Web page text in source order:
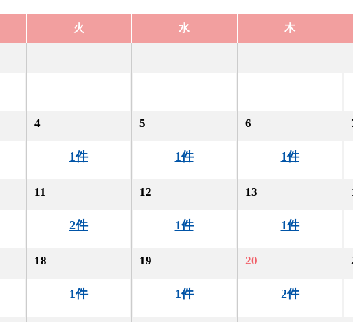
火 水 木
4
1件
5
1件
6
1件
11
2件
12
1件
13
1件
18
1件
19
1件
20
2件